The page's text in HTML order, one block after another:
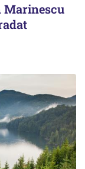
Marinescu